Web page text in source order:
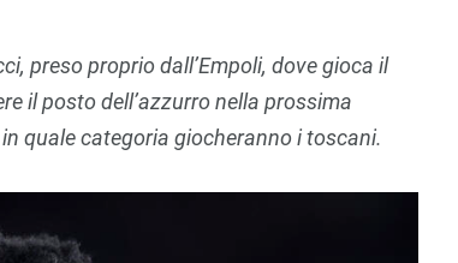
preso proprio dall’Empoli, dove gioca il
il posto dell’azzurro nella prossima
quale categoria giocheranno i toscani.